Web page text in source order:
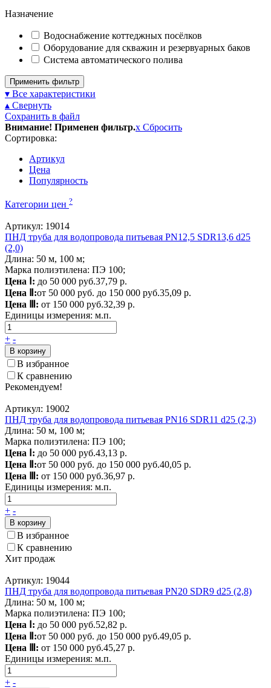
Назначение
Водоснабжение коттеджных посёлков
Оборудование для скважин и резервуарных баков
Система автоматического полива
Применить фильтр
▾ Все характеристики
▴ Свернуть
Сохранить в файл
Внимание! Применен фильтр.x Сбросить
Сортировка:
Артикул
Цена
Популярность
Категории цен ?
Артикул: 19014
ПНД труба для водопровода питьевая PN12,5 SDR13,6 d25
(2,0)
Длина: 50 м, 100 м;
Марка полиэтилена: ПЭ 100;
Цена Ⅰ: до 50 000 руб.37,79 р.
Цена Ⅱ:от 50 000 руб. до 150 000 руб.35,09 р.
Цена Ⅲ: от 150 000 руб.32,39 р.
Единицы измерения: м.п.
+ -
В корзину
В избранное
К сравнению
Рекомендуем!
Артикул: 19002
ПНД труба для водопровода питьевая PN16 SDR11 d25 (2,3)
Длина: 50 м, 100 м;
Марка полиэтилена: ПЭ 100;
Цена Ⅰ: до 50 000 руб.43,13 р.
Цена Ⅱ:от 50 000 руб. до 150 000 руб.40,05 р.
Цена Ⅲ: от 150 000 руб.36,97 р.
Единицы измерения: м.п.
+ -
В корзину
В избранное
К сравнению
Хит продаж
Артикул: 19044
ПНД труба для водопровода питьевая PN20 SDR9 d25 (2,8)
Длина: 50 м, 100 м;
Марка полиэтилена: ПЭ 100;
Цена Ⅰ: до 50 000 руб.52,82 р.
Цена Ⅱ:от 50 000 руб. до 150 000 руб.49,05 р.
Цена Ⅲ: от 150 000 руб.45,27 р.
Единицы измерения: м.п.
+ -